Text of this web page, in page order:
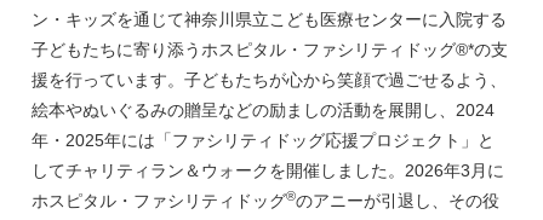
ン・キッズを通じて神奈川県立こども医療センターに入院する
子どもたちに寄り添うホスピタル・ファシリティドッグ®*の支
援を行っています。子どもたちが心から笑顔で過ごせるよう、
絵本やぬいぐるみの贈呈などの励ましの活動を展開し、2024
年・2025年には「ファシリティドッグ応援プロジェクト」と
してチャリティラン＆ウォークを開催しました。2026年3月に
ホスピタル・ファシリティドッグ®のアニーが引退し、その役